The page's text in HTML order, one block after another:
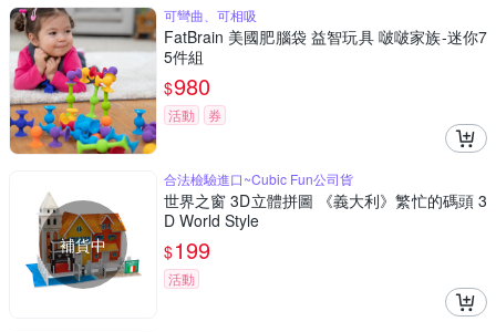
可彎曲、可相吸
FatBrain 美國肥腦袋 益智玩具 啵啵家族-迷你7
5件組
$980
活動 券
補貨中
合法檢驗進口~Cubic Fun公司貨
世界之窗 3D立體拼圖 《義大利》繁忙的碼頭 3
D World Style
$199
活動